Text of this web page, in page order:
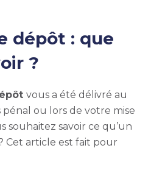
dépôt : que
?
vous a été délivré au
pénal ou lors de votre mise
souhaitez savoir ce qu’un
Cet article est fait pour